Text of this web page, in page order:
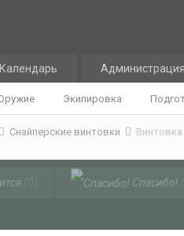
Экипировка
Календарь Администрация
Снайперские винтовки
(0) Спасибо!